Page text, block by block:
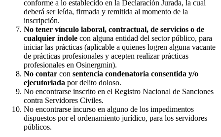
conforme a lo establecido en la Declaración Jurada, la cual
deberá ser leída, firmada y remitida al momento de la
inscripción.
No tener vínculo laboral, contractual, de servicios o de
cualquier índole con alguna entidad del sector público, para
iniciar las prácticas (aplicable a quienes logren alguna vacante
de prácticas profesionales y acepten realizar prácticas
profesionales en Osinergmin).
No contar con sentencia condenatoria consentida y/o
ejecutoriada por delito doloso.
No encontrarse inscrito en el Registro Nacional de Sanciones
contra Servidores Civiles.
No encontrarse incurso en alguno de los impedimentos
dispuestos por el ordenamiento jurídico, para los servidores
públicos.